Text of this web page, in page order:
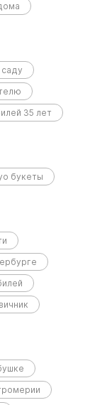
35 лет
букеты